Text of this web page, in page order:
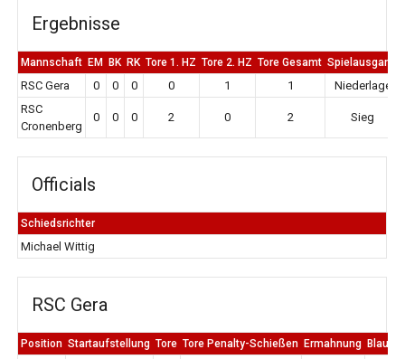
Ergebnisse
Mannschaft EM BK RK Tore 1. HZ Tore 2. HZ Tore Gesamt Spielausgang
RSC Gera 0 0 0 0 1 1
Niederlage
RSC
Cronenberg
0 0 0 2 0 2 Sieg
Officials
Schiedsrichter
Michael Wittig
RSC Gera
Position Startaufstellung Tore Tore Penalty-Schießen Ermahnung Blaue